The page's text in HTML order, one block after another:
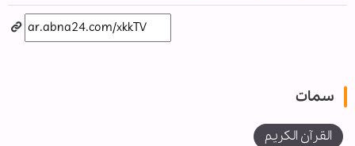
سمات
القرآن الكريم